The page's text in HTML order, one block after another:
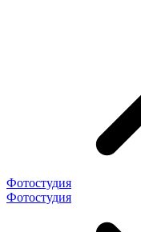
Фотостудия
Фотостудия